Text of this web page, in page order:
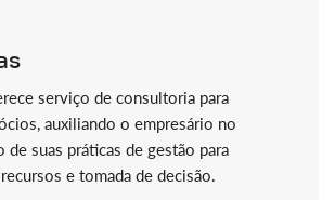
serviço de consultoria para
auxiliando o empresário no
de suas práticas de gestão para
e tomada de decisão.